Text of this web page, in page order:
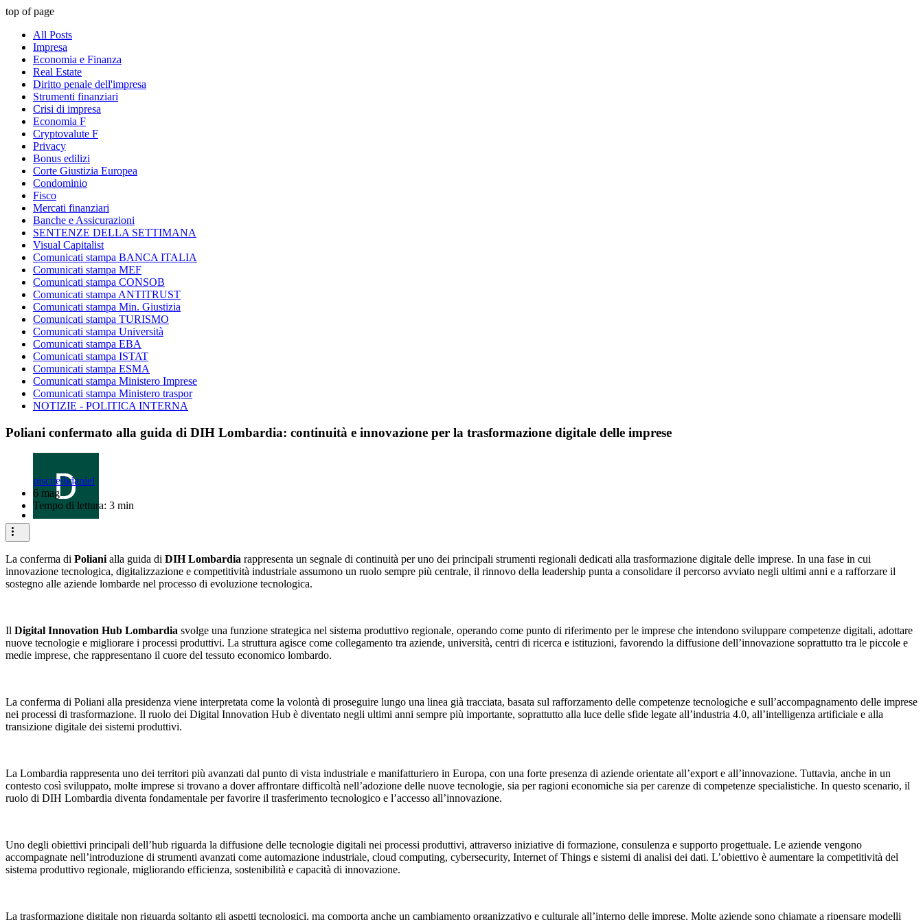
top of page
All Posts
Impresa
Economia e Finanza
Real Estate
Diritto penale dell'impresa
Strumenti finanziari
Crisi di impresa
Economia F
Cryptovalute F
Privacy
Bonus edilizi
Corte Giustizia Europea
Condominio
Fisco
Mercati finanziari
Banche e Assicurazioni
SENTENZE DELLA SETTIMANA
Visual Capitalist
Comunicati stampa BANCA ITALIA
Comunicati stampa MEF
Comunicati stampa CONSOB
Comunicati stampa ANTITRUST
Comunicati stampa Min. Giustizia
Comunicati stampa TURISMO
Comunicati stampa Università
Comunicati stampa EBA
Comunicati stampa ISTAT
Comunicati stampa ESMA
Comunicati stampa Ministero Imprese
Comunicati stampa Ministero traspor
NOTIZIE - POLITICA INTERNA
Poliani confermato alla guida di DIH Lombardia: continuità e innovazione per la trasformazione digitale delle imprese
piscitellidaniel
6 mag
Tempo di lettura: 3 min
La conferma di Polianialla guida di DIH Lombardia rappresenta un segnale di continuità per uno dei principali strumenti regionali dedicati alla trasformazione digitale delle imprese. In una fase in cui
innovazione tecnologica, digitalizzazione e competitività industriale assumono un ruolo sempre più centrale, il rinnovo della leadership punta a consolidare il percorso avviato negli ultimi anni e a rafforzare il
sostegno alle aziende lombarde nel processo di evoluzione tecnologica.
Il Digital Innovation Hub Lombardia svolge una funzione strategica nel sistema produttivo regionale, operando come punto di riferimento per le imprese che intendono sviluppare competenze digitali, adottare
nuove tecnologie e migliorare i processi produttivi. La struttura agisce come collegamento tra aziende, università, centri di ricerca e istituzioni, favorendo la diffusione dell’innovazione soprattutto tra le piccole e
medie imprese, che rappresentano il cuore del tessuto economico lombardo.
La conferma di Poliani alla presidenza viene interpretata come la volontà di proseguire lungo una linea già tracciata, basata sul rafforzamento delle competenze tecnologiche e sull’accompagnamento delle imprese
nei processi di trasformazione. Il ruolo dei Digital Innovation Hub è diventato negli ultimi anni sempre più importante, soprattutto alla luce delle sfide legate all’industria 4.0, all’intelligenza artificiale e alla
transizione digitale dei sistemi produttivi.
La Lombardia rappresenta uno dei territori più avanzati dal punto di vista industriale e manifatturiero in Europa, con una forte presenza di aziende orientate all’export e all’innovazione. Tuttavia, anche in un
contesto così sviluppato, molte imprese si trovano a dover affrontare difficoltà nell’adozione delle nuove tecnologie, sia per ragioni economiche sia per carenze di competenze specialistiche. In questo scenario, il
ruolo di DIH Lombardia diventa fondamentale per favorire il trasferimento tecnologico e l’accesso all’innovazione.
Uno degli obiettivi principali dell’hub riguarda la diffusione delle tecnologie digitali nei processi produttivi, attraverso iniziative di formazione, consulenza e supporto progettuale. Le aziende vengono
accompagnate nell’introduzione di strumenti avanzati come automazione industriale, cloud computing, cybersecurity, Internet of Things e sistemi di analisi dei dati. L’obiettivo è aumentare la competitività del
sistema produttivo regionale, migliorando efficienza, sostenibilità e capacità di innovazione.
La trasformazione digitale non riguarda soltanto gli aspetti tecnologici, ma comporta anche un cambiamento organizzativo e culturale all’interno delle imprese. Molte aziende sono chiamate a ripensare modelli